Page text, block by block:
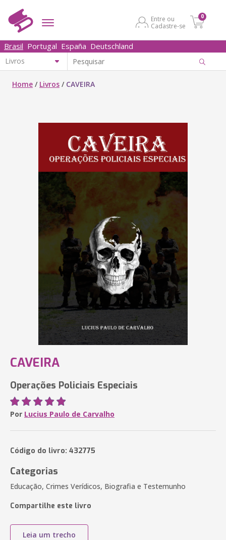
Entre ou
Cadastre-se
0
Brasil Portugal España Deutschland
Home / Livros / CAVEIRA
CAVEIRA
Operações Policiais Especiais
Por Lucius Paulo de Carvalho
Código do livro: 432775
Categorias
Educação, Crimes Verídicos, Biografia e Testemunho
Compartilhe este livro
Leia um trecho